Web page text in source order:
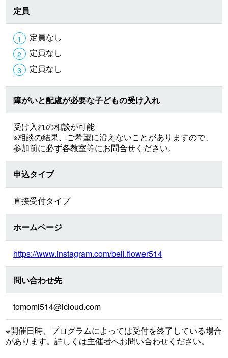
定員
定員なし
定員なし
定員なし
障がいと配慮が必要な子どもの受け入れ
受け入れの相談が可能
※相談の結果、ご希望に沿えないことがありますので、
参加前に必ず各教室等にお問合せください。
申込タイプ
直接受付タイプ
ホームページ
https://www.instagram.com/bell.flower514
問い合わせ先
tomomi514@icloud.com
※開催日時、プログラムによっては受付を終了している場合
があります。詳しくは主催者へお問い合わせください。